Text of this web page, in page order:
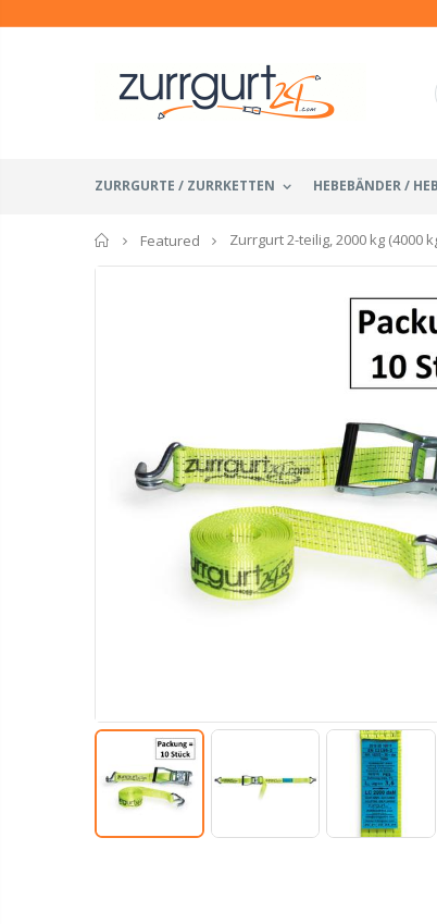
ZURRGURTE / ZURRKETTEN HEBEBÄNDER /
Startseite
Featured Zurrgurt 2-teilig, 2000 kg (4000